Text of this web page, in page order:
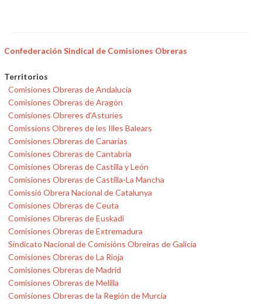
Confederación Sindical de Comisiones Obreras
Territorios
Comisiones Obreras de Andalucía
Comisiones Obreras de Aragón
Comisiones Obreres d'Asturies
Comissions Obreres de les Illes Balears
Comisiones Obreras de Canarias
Comisiones Obreras de Cantabria
Comisiones Obreras de Castilla y León
Comisiones Obreras de Castilla-La Mancha
Comissió Obrera Nacional de Catalunya
Comisiones Obreras de Ceuta
Comisiones Obreras de Euskadi
Comisiones Obreras de Extremadura
Sindicato Nacional de Comisións Obreiras de Galicia
Comisiones Obreras de La Rioja
Comisiones Obreras de Madrid
Comisiones Obreras de Melilla
Comisiones Obreras de la Región de Murcia